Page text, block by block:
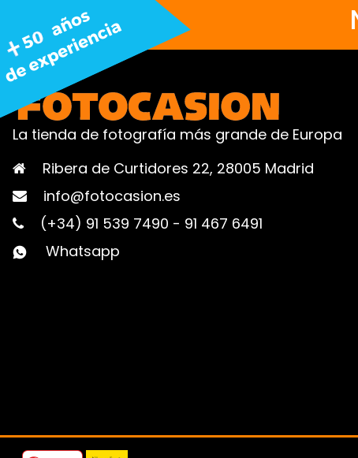
La tienda de fotografía más grande de Europa
Ribera de Curtidores 22, 28005 Madrid
info@fotocasion.es
(+34) 91 539 7490 - 91 467 6491
Whatsapp